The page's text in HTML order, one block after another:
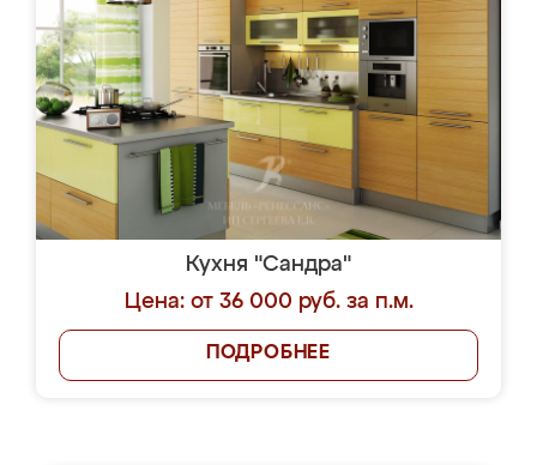
Кухня "Сандра"
Цена: от 36 000 руб. за п.м.
ПОДРОБНЕЕ